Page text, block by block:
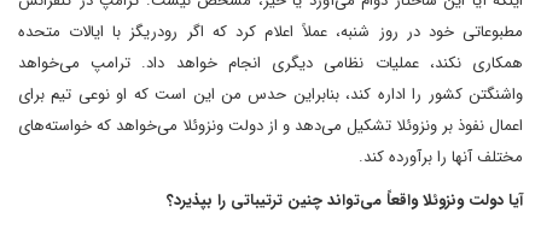
مطبوعاتی خود در روز شنبه، عملاً اعلام کرد که اگر رودریگز با ایالات متحده
همکاری نکند، عملیات نظامی دیگری انجام خواهد داد. ترامپ می‌خواهد
واشنگتن کشور را اداره کند، بنابراین حدس من این است که او نوعی تیم برای
اعمال نفوذ بر ونزوئلا تشکیل می‌دهد و از دولت ونزوئلا می‌خواهد که خواسته‌های
مختلف آنها را برآورده کند.
آیا دولت ونزوئلا واقعاً می‌تواند چنین ترتیباتی را بپذیرد؟